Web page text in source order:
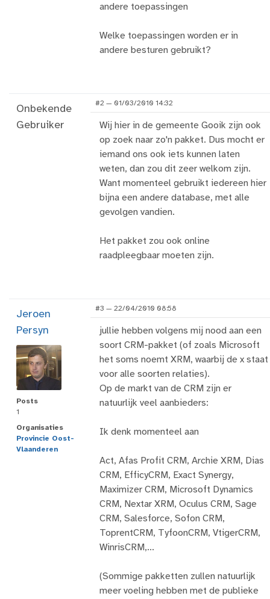
andere toepassingen
Welke toepassingen worden er in
andere besturen gebruikt?
Onbekende
Gebruiker
#2 — 01/03/2010 14:32
Wij hier in de gemeente Gooik zijn ook
op zoek naar zo'n pakket. Dus mocht er
iemand ons ook iets kunnen laten
weten, dan zou dit zeer welkom zijn.
Want momenteel gebruikt iedereen hier
bijna een andere database, met alle
gevolgen vandien.
Het pakket zou ook online
raadpleegbaar moeten zijn.
Jeroen
Persyn
Posts
1
Organisaties
Provincie Oost-
Vlaanderen
#3 — 22/04/2010 08:58
jullie hebben volgens mij nood aan een
soort CRM-pakket (of zoals Microsoft
het soms noemt XRM, waarbij de x staat
voor alle soorten relaties).
Op de markt van de CRM zijn er
natuurlijk veel aanbieders:
Ik denk momenteel aan
Act, Afas Profit CRM, Archie XRM, Dias
CRM, EfficyCRM, Exact Synergy,
Maximizer CRM, Microsoft Dynamics
CRM, Nextar XRM, Oculus CRM, Sage
CRM, Salesforce, Sofon CRM,
ToprentCRM, TyfoonCRM, VtigerCRM,
WinrisCRM,...
(Sommige pakketten zullen natuurlijk
meer voeling hebben met de publieke